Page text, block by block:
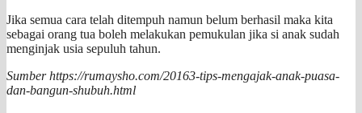
Jika semua cara telah ditempuh namun belum berhasil maka kita
sebagai orang tua boleh melakukan pemukulan jika si anak sudah
menginjak usia sepuluh tahun.
Sumber https://rumaysho.com/20163-tips-mengajak-anak-puasa-
dan-bangun-shubuh.html